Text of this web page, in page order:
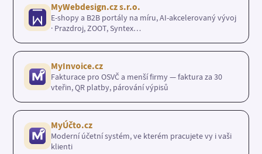
MyWebdesign.cz s.r.o.
E-shopy a B2B portály na míru, AI-akcelerovaný vývoj
· Prazdroj, ZOOT, Syntex…
MyInvoice.cz
Fakturace pro OSVČ a menší firmy — faktura za 30
vteřin, QR platby, párování výpisů
MyÚčto.cz
Moderní účetní systém, ve kterém pracujete vy i vaši
klienti